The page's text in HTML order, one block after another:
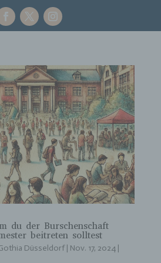
du der Burschenschaft
beitreten solltest
Düsseldorf| Nov. 17, 2024|